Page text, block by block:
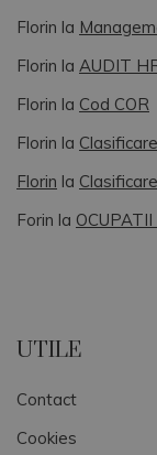
Florin la
Florin la AUDIT
Florin la Cod COR
Florin la
Florin la
Forin la
UTILE
Contact
Cookies